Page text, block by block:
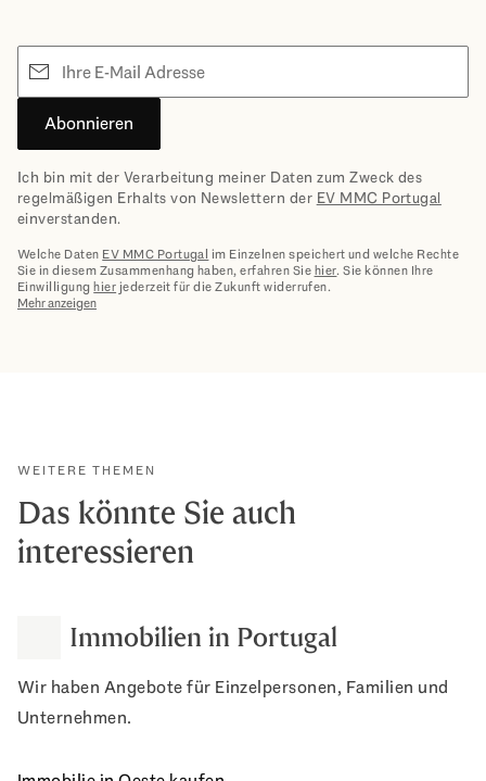
Abonnieren
Ich bin mit der Verarbeitung meiner Daten zum Zweck des
regelmäßigen Erhalts von Newslettern der EV MMC Portugal
einverstanden.
Welche Daten EV MMC Portugal im Einzelnen speichert und welche Rechte
Sie in diesem Zusammenhang haben, erfahren Siehier. Sie können Ihre
Einwilligunghierjederzeit für die Zukunft widerrufen.
Mehr anzeigen
WEITERE THEMEN
Das könnte Sie auch
interessieren
Immobilien in Portugal
Wir haben Angebote für Einzelpersonen, Familien und
Unternehmen.